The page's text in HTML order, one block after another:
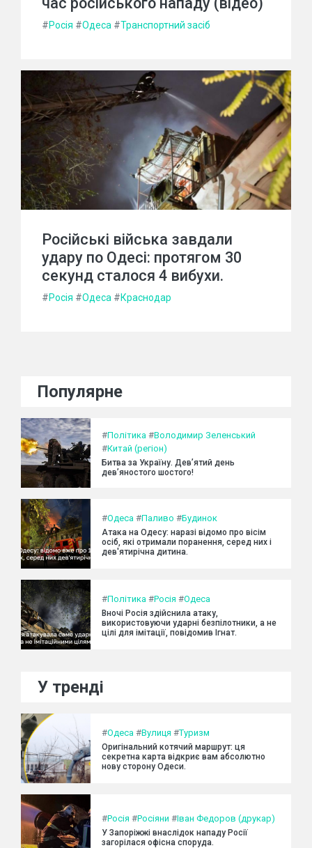
#Росія #Одеса #Транспортний засіб
Російські війська завдали
удару по Одесі: протягом 30
секунд сталося 4 вибухи.
#Росія #Одеса #Краснодар
Популярне
#Політика #Володимир Зеленський
#Китай (регіон)
Битва за Україну. Дев’ятий день
дев’яностого шостого!
#Одеса #Паливо #Будинок
Атака на Одесу: наразі відомо про вісім
осіб, які отримали поранення, серед них і
дев'ятирічна дитина.
#Політика #Росія #Одеса
Вночі Росія здійснила атаку,
використовуючи ударні безпілотники, а не
цілі для імітації, повідомив Ігнат.
У тренді
#Одеса #Вулиця #Туризм
Оригінальний котячий маршрут: ця
секретна карта відкриє вам абсолютно
нову сторону Одеси.
#Росія #Росіяни #Іван Федоров (друкар)
У Запоріжжі внаслідок нападу Росії
загорілася офісна споруда.